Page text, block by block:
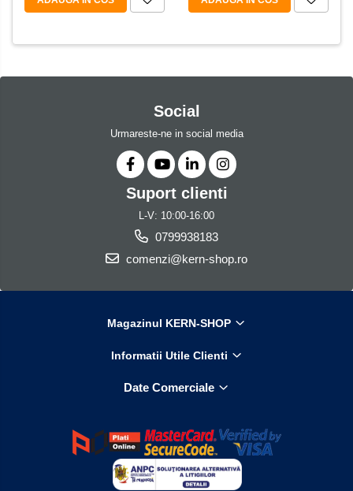
Social
Urmareste-ne in social media
Suport clienti
L-V: 10:00-16:00
0799938183
comenzi@kern-shop.ro
Magazinul KERN-SHOP
Informatii Utile Clienti
Date Comerciale